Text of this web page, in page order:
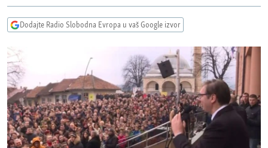
Pređite
na
VIDEO
INFOGRAFIKE
PODCASTI
RAT U UKRAJINI
KINA NA BALKANU
RSE PRIČE IZ SVIJETA
ISPRIČAJ MI
DNEVNO@RSE
Dodajte Radio Slobodna Evropa u vaš Google izvor